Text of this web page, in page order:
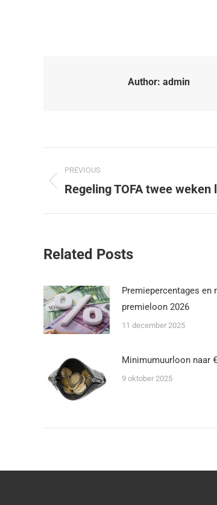
Author: admin
PREVIOUS
Regeling TOFA twee weken
Related Posts
Premiepercentages en
premieloon 2026
11 december 2025
Minimumuurloon naar
9 oktober 2025